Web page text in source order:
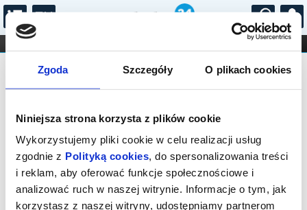
Zgoda Szczegóły O plikach cookies
Niniejsza strona korzysta z plików cookie
Wykorzystujemy pliki cookie w celu realizacji usług
zgodnie z Polityką cookies, do spersonalizowania treści
i reklam, aby oferować funkcje społecznościowe i
analizować ruch w naszej witrynie. Informacje o tym, jak
korzystasz z naszej witryny, udostępniamy partnerom
...
FILHARMONIA OPERA I BALET
STAND-UP
DLA DZIECI
Agencja Handlowo-Artystyczna
"OSKAR" s.c.
Brak wydarzeń